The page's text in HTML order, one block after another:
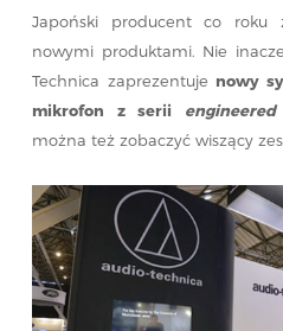
Japoński producent co roku
nowymi produktami. Nie
Technica zaprezentuje nowy
mikrofon z serii
można też zobaczyć wiszący